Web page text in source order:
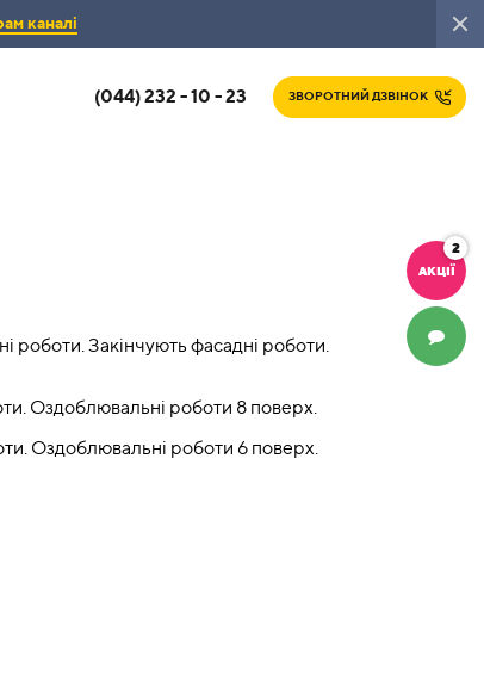
каналі
(044) 232 - 10 - 23 ЗВОРОТНИЙ ДЗВІНОК
АКЦІЇ
2
ЧАТ
роботи. Закінчують фасадні роботи.
Оздоблювальні роботи 8 поверх.
Оздоблювальні роботи 6 поверх.